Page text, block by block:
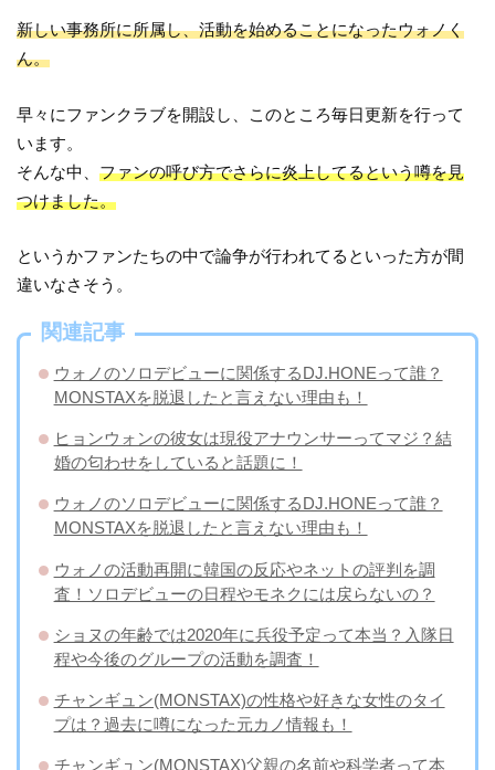
新しい事務所に所属し、活動を始めることになったウォノく
ん。
早々にファンクラブを開設し、このところ毎日更新を行って
います。
そんな中、ファンの呼び方でさらに炎上してるという噂を見
つけました。
というかファンたちの中で論争が行われてるといった方が間
違いなさそう。
関連記事
ウォノのソロデビューに関係するDJ.HONEって誰？
MONSTAXを脱退したと言えない理由も！
ヒョンウォンの彼女は現役アナウンサーってマジ？結
婚の匂わせをしていると話題に！
ウォノのソロデビューに関係するDJ.HONEって誰？
MONSTAXを脱退したと言えない理由も！
ウォノの活動再開に韓国の反応やネットの評判を調
査！ソロデビューの日程やモネクには戻らないの？
ショヌの年齢では2020年に兵役予定って本当？入隊日
程や今後のグループの活動を調査！
チャンギュン(MONSTAX)の性格や好きな女性のタイ
プは？過去に噂になった元カノ情報も！
チャンギュン(MONSTAX)父親の名前や科学者って本